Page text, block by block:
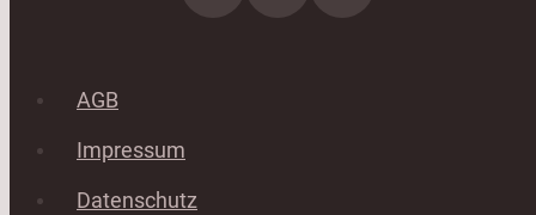
AGB
Impressum
Datenschutz